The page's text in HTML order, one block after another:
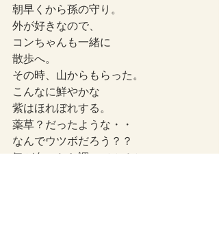
朝早くから孫の守り。
外が好きなので、
コンちゃんも一緒に
散歩へ。
その時、山からもらった。
こんなに鮮やかな
紫はほれぼれする。
薬草？だったような・・
なんでウツボだろう？？
気が向いたら調べてみるか。